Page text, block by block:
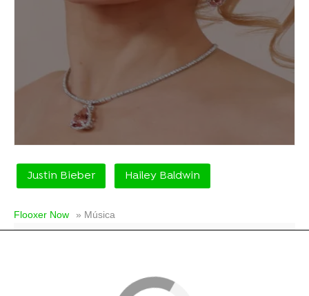
Justin Bieber Hailey Baldwin
Flooxer Now » Música